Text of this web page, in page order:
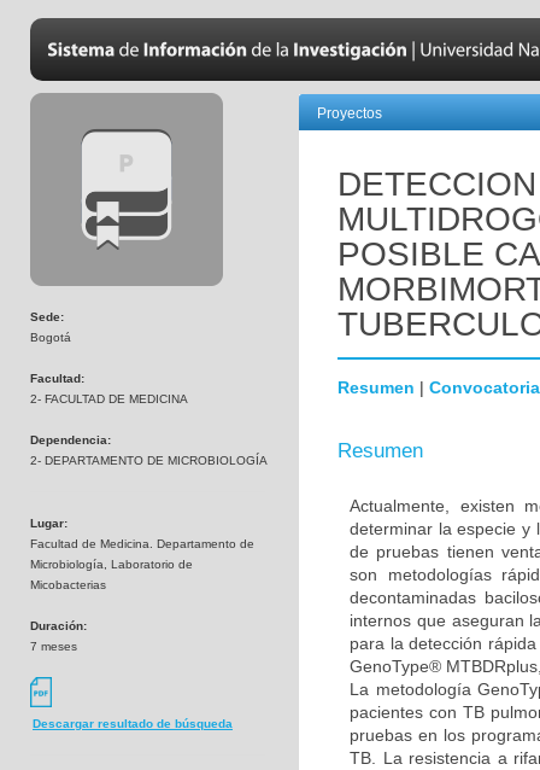
Sede:
Bogotá
Facultad:
2- FACULTAD DE MEDICINA
Dependencia:
2- DEPARTAMENTO DE MICROBIOLOGÍA
Lugar:
Facultad de Medicina. Departamento de
Microbiología, Laboratorio de
Micobacterias
Duración:
7 meses
Descargar resultado de búsqueda
Proyectos
POSIBLE
Resumen | Convocatoria
Resumen
Actualmente, existen
determinar la especie y
de pruebas tienen
son metodologías
decontaminadas
internos que aseguran
para la detección
GenoType®
La metodología
pacientes con TB
pruebas en los
TB. La resistencia a